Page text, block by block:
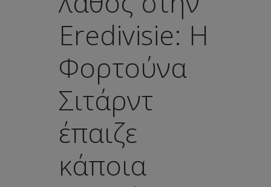
Eredivisie: Η
Φορτούνα
Σιτάρντ
έπαιζε
κάποια